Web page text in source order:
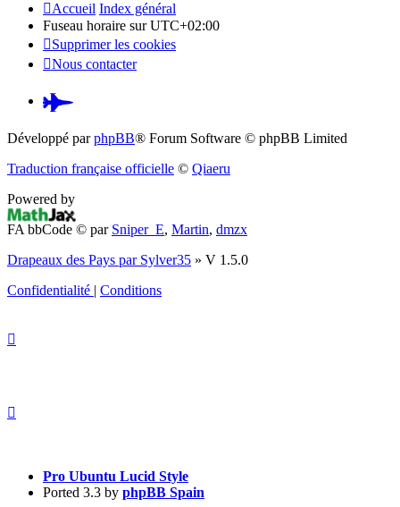
Accueil Index général
Fuseau horaire surUTC+02:00
Supprimer les cookies
Nous contacter
Pardus.at
(S’ouvre
nouvel
Développé parphpBB® Forum Software © phpBB Limited
Traduction française officielle © Qiaeru
Powered by
FA bbCode © par Sniper_E, Martin, dmzx
Drapeaux des Pays par Sylver35 » V 1.5.0
Confidentialité
Conditions
Pro Ubuntu Lucid Style
Ported 3.3 by phpBB Spain